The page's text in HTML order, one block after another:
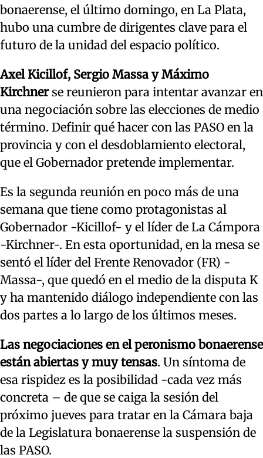
bonaerense, el último domingo, en La Plata,
hubo una cumbre de dirigentes clave para el
futuro de la unidad del espacio político.
Axel Kicillof, Sergio Massa y Máximo
Kirchnerse reunieron para intentar avanzar en
una negociación sobre las elecciones de medio
término. Definir qué hacer con las PASO en la
provincia y con el desdoblamiento electoral,
que el Gobernador pretende implementar.
Es la segunda reunión en poco más de una
semana que tiene como protagonistas al
Gobernador -Kicillof- y el líder de La Cámpora
-Kirchner-. En esta oportunidad, en la mesa se
sentó el líder del Frente Renovador (FR) -
Massa-, que quedó en el medio de la disputa K
y ha mantenido diálogo independiente con las
dos partes a lo largo de los últimos meses.
Las negociaciones en el peronismo bonaerense
están abiertas y muy tensas. Un síntoma de
esa rispidez es la posibilidad -cada vez más
concreta – de que se caiga la sesión del
próximo jueves para tratar en la Cámara baja
de la Legislatura bonaerense la suspensión de
las PASO.